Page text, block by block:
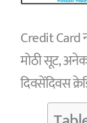
Credit Card
मोठी सूट,
दिवसेंदिवस